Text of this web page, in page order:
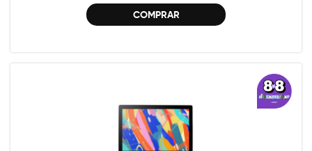
COMPRAR